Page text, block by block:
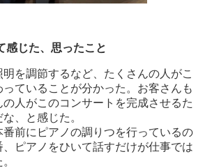
感じた、思ったこと
を調節するなど、たくさんの人がこ
ていることが分かった。お客さんも
人がこのコンサートを完成させるた
、と感じた。
番前にピアノの調りつを行っているの
ピアノをひいて話すだけが仕事では